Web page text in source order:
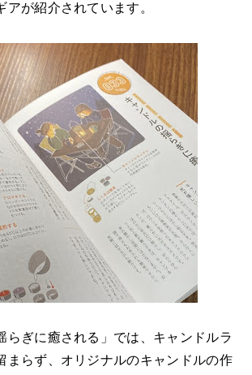
アが紹介されています。
らぎに癒される」では、キャンドルラ
まらず、オリジナルのキャンドルの作